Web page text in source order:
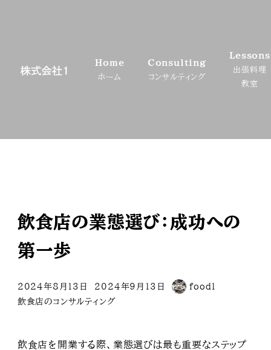
Home
ホーム
Consulting
コンサルティング
Lessons
出張料理
教室
飲食店の業態選び：成功への
第一歩
2024年8月13日 2024年9月13日
著
food1
カテゴリー
飲食店のコンサルティング
飲食店を開業する際、業態選びは最も重要なステップ